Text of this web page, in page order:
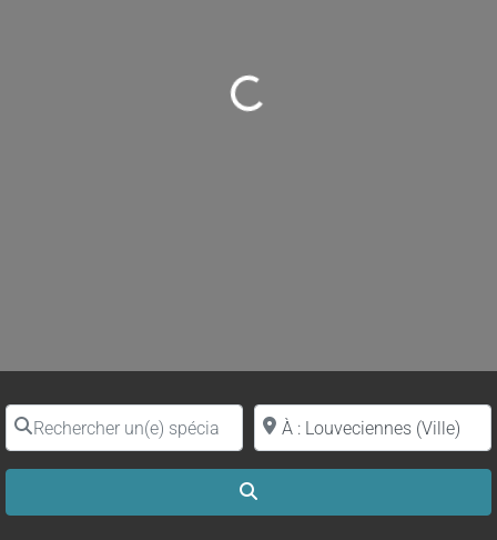
Loading...
Rechercher un(e) spécialiste par nomProche de (ville ou région)